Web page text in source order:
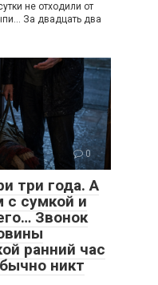
не отходили от
За двадцать два
0
три года. А
с сумкой и
Звонок
ранний час
никт